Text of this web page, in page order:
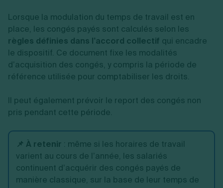
Lorsque la modulation du temps de travail est en
place, les congés payés sont calculés selon les
règles définies dans l’accord collectif qui encadre
le dispositif. Ce document fixe les modalités
d’acquisition des congés, y compris la période de
référence utilisée pour comptabiliser les droits.
Il peut également prévoir le report des congés non
pris pendant cette période.
📌 À retenir : même si les horaires de travail
varient au cours de l’année, les salariés
continuent d’acquérir des congés payés de
manière classique, sur la base de leur temps de